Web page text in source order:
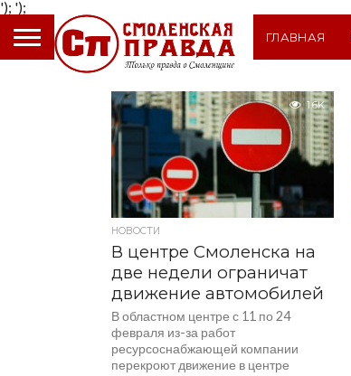
');
ГЛАВНАЯ
1.6K
НОВОСТИ
В центре Смоленска на
две недели ограничат
движение автомобилей
В областном центре с 11 по 24
февраля из-за работ
ресурсоснабжающей компании
перекроют движение в центре
');